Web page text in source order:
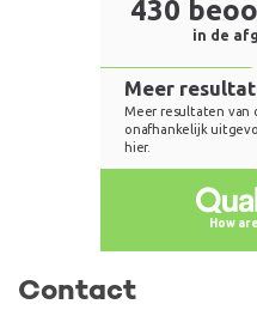
Contact